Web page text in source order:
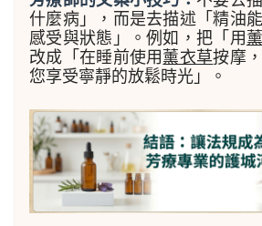
什麼病」，而是去描述「精油
感受與狀態」。例如，把「用
改成「在睡前使用 薰衣草按摩
您享受寧靜的放鬆時光」。